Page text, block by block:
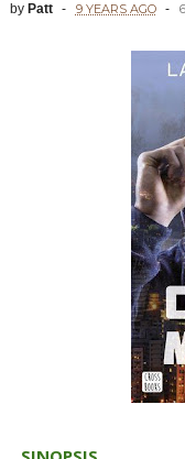
by Patt 9 YEARS AGO